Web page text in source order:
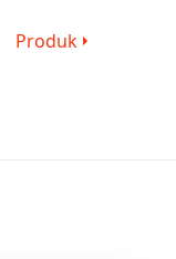
Produk